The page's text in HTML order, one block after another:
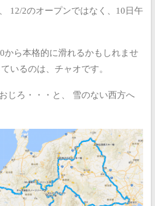
12/2のオープンではなく、10日午
から本格的に滑れるかもしれませ
いるのは、チャオです。
じろ・・・と、
雪のない西方へ